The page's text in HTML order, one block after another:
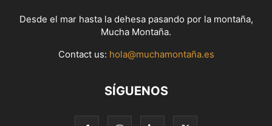
Desde el mar hasta la dehesa pasando por la montaña,
Mucha Montaña.
Contact us: hola@muchamontaña.es
SÍGUENOS